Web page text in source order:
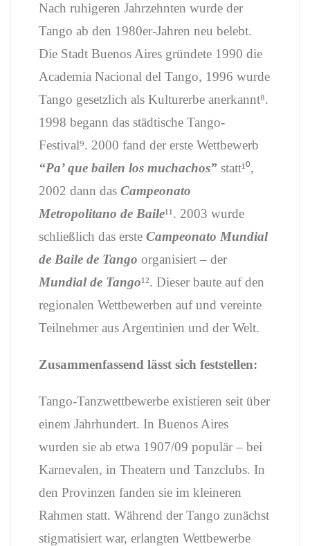
Nach ruhigeren Jahrzehnten wurde der
Tango ab den 1980er-Jahren neu belebt.
Die Stadt Buenos Aires gründete 1990 die
Academia Nacional del Tango, 1996 wurde
Tango gesetzlich als Kulturerbe anerkannt⁸.
1998 begann das städtische Tango-
Festival⁹. 2000 fand der erste Wettbewerb
“Pa’ que bailen los muchachos” statt¹⁰,
2002 dann das Campeonato
Metropolitano de Baile¹¹. 2003 wurde
schließlich das erste Campeonato Mundial
de Baile de Tango organisiert – der
Mundial de Tango¹². Dieser baute auf den
regionalen Wettbewerben auf und vereinte
Teilnehmer aus Argentinien und der Welt.
Zusammenfassend lässt sich feststellen:
Tango-Tanzwettbewerbe existieren seit über
einem Jahrhundert. In Buenos Aires
wurden sie ab etwa 1907/09 populär – bei
Karnevalen, in Theatern und Tanzclubs. In
den Provinzen fanden sie im kleineren
Rahmen statt. Während der Tango zunächst
stigmatisiert war, erlangten Wettbewerbe